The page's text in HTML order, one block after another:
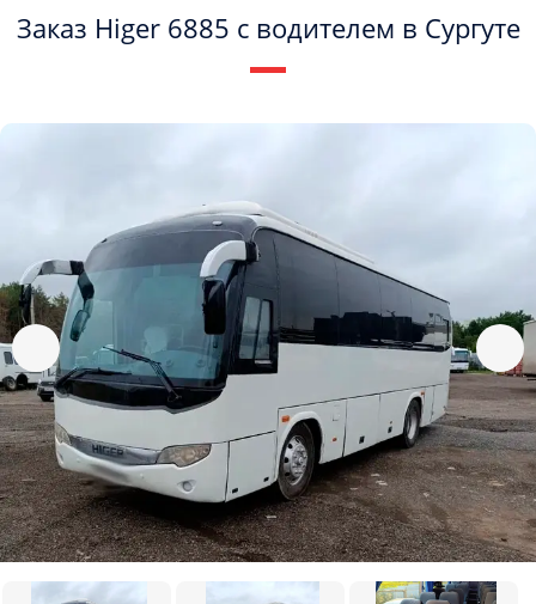
Заказ Higer 6885 с водителем в Сургуте
обработку моих Персональных данных